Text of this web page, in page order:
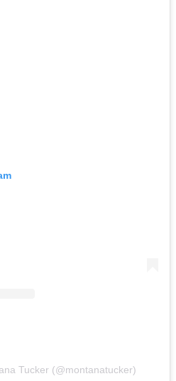
Tucker (@montanatucker)